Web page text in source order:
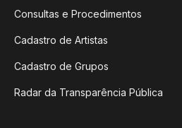
Consultas e Procedimentos
Cadastro de Artistas
Cadastro de Grupos
Radar da Transparência Pública